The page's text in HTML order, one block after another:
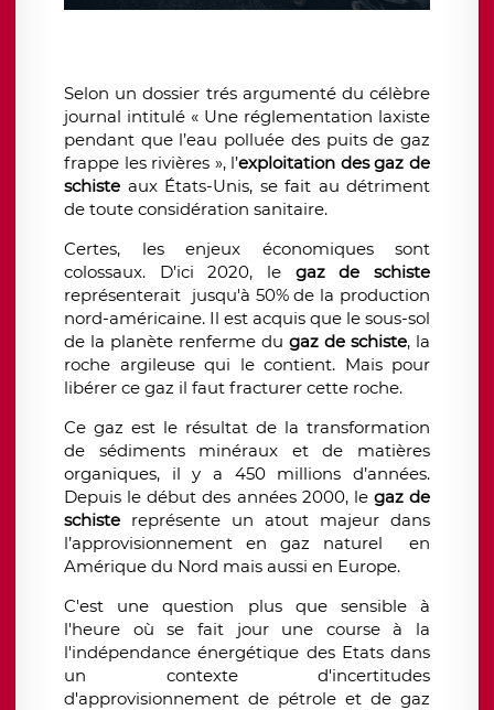
Selon un dossier trés argumenté du célèbre
journal intitulé « Une réglementation laxiste
pendant que l’eau polluée des puits de gaz
frappe les rivières », l’exploitation des gaz de
schiste aux États-Unis, se fait au détriment
de toute considération sanitaire.
Certes, les enjeux économiques sont
colossaux. D’ici 2020, le gaz de schiste
représenterait jusqu'à 50% de la production
nord-américaine. Il est acquis que le sous-sol
de la planète renferme du gaz de schiste, la
roche argileuse qui le contient. Mais pour
libérer ce gaz il faut fracturer cette roche.
Ce gaz est le résultat de la transformation
de sédiments minéraux et de matières
organiques, il y a 450 millions d’années.
Depuis le début des années 2000, le gaz de
schiste représente un atout majeur dans
l’approvisionnement en gaz naturel en
Amérique du Nord mais aussi en Europe.
C'est une question plus que sensible à
l'heure où se fait jour une course à la
l'indépendance énergétique des Etats dans
un contexte d'incertitudes
d'approvisionnement de pétrole et de gaz